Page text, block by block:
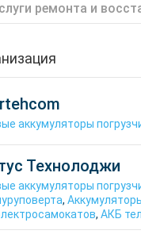
ремонта и
аккумуляторы
Технолоджи
аккумуляторы
,
, АКБ